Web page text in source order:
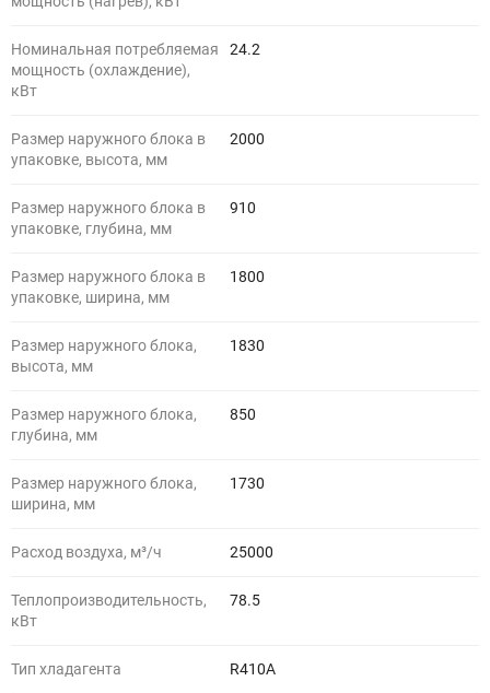
Номинальная потребляемая
мощность (охлаждение),
кВт
24.2
Размер наружного блока в
упаковке, высота, мм
2000
Размер наружного блока в
упаковке, глубина, мм
910
Размер наружного блока в
упаковке, ширина, мм
1800
Размер наружного блока,
высота, мм
1830
Размер наружного блока,
глубина, мм
850
Размер наружного блока,
ширина, мм
1730
Расход воздуха, м³/ч 25000
Теплопроизводительность,
кВт
78.5
Тип хладагента R410A